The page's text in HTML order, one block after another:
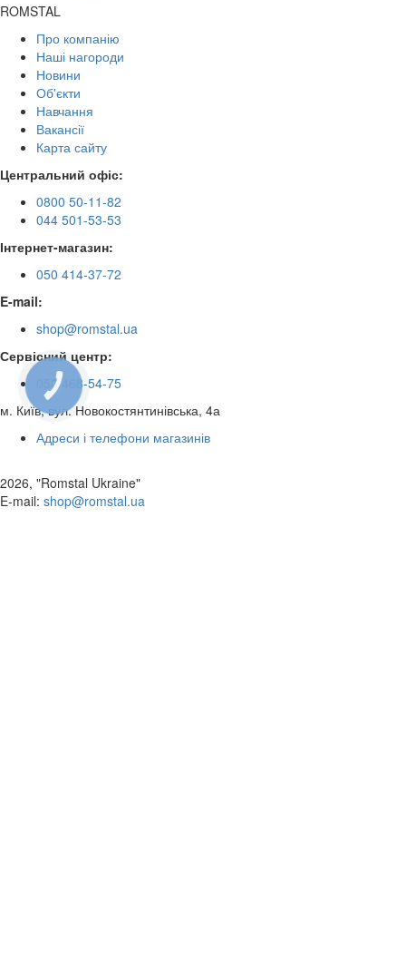
ROMSTAL
Про компанію
Наші нагороди
Новини
Об'єкти
Навчання
Вакансії
Карта сайту
Центральний офіс:
0800 50-11-82
044 501-53-53
Інтернет-магазин:
050 414-37-72
E-mail:
shop@romstal.ua
Сервісний центр:
050 468-54-75
м. Київ, вул. Новокостянтинівська, 4а
Адреси і телефони магазинів
2026, "Romstal Ukraine"
​E-mail: shop@romstal.ua
КНОПКА
ЗВ'ЯЗКУ